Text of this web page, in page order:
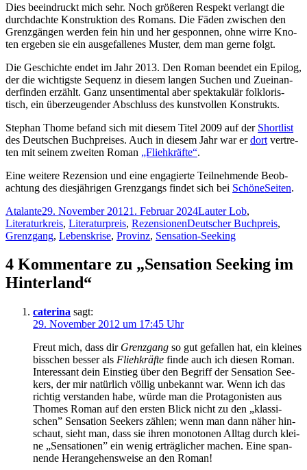
Dies be­ein­druckt mich sehr. Noch grö­ße­ren Re­spekt ver­langt die
durch­dach­te Kon­struk­ti­on des Ro­mans. Die Fä­den zwi­schen den
Grenz­gän­gen wer­den fein hin und her ge­spon­nen, oh­ne wir­re Kno­
ten er­ge­ben sie ein aus­ge­fal­le­nes Mus­ter, dem man ger­ne folgt.
Die Ge­schich­te en­det im Jahr 2013. Den Ro­man be­en­det ein Epi­log,
der die wich­tigs­te Se­quenz in die­sem lan­gen Su­chen und Zu­ein­an­
der­fin­den er­zählt. Ganz un­sen­ti­men­tal aber spek­ta­ku­lär folk­lo­ris­
tisch, ein über­zeu­gen­der Ab­schluss des kunst­vol­len Konstrukts.
Ste­phan Thome be­fand sich mit die­sem Ti­tel 2009 auf der Short­list
des Deut­schen Buch­prei­ses. Auch in die­sem Jahr war erdort ver­tre­
ten mit sei­nem zwei­ten Ro­man „Flieh­kräf­te“.
Ei­ne wei­te­re Re­zen­si­on und ei­ne en­ga­gier­te Teil­neh­men­de Be­ob­
ach­tung des dies­jäh­ri­gen Grenz­gangs fin­det sich bei Schö­ne­Sei­ten.
Autor
AtalanteVeröffentlicht
am
29. November 20121. Februar 2024Kategorien
Lauter Lob,
Literaturkreis, Literaturpreis, RezensionenSchlagwörter
Deutscher Buchpreis,
Grenzgang, Lebenskrise, Provinz, Sensation-Seeking
4 Kommentare zu „Sensation Seeking im
Hinterland“
caterina sagt:
29. November 2012 um 17:45 Uhr
Freut mich, dass dir Grenz­gang so gut ge­fal­len hat, ein klei­nes
biss­chen bes­ser als Flieh­kräf­te fin­de auch ich die­sen Ro­man.
In­ter­es­sant dein Ein­stieg über den Be­griff der Sen­sa­ti­on See­
kers, der mir na­tür­lich völ­lig un­be­kannt war. Wenn ich das
rich­tig ver­stan­den ha­be, wür­de man die Prot­ago­nis­ten aus
Tho­mes Ro­man auf den ers­ten Blick nicht zu den „klas­si­
schen” Sen­sa­ti­on See­kers zäh­len; wenn man dann nä­her hin­
schaut, sieht man, dass sie ih­ren mo­no­to­nen All­tag durch klei­
ne „Sen­sa­tio­nen” ein we­nig er­träg­li­cher ma­chen. Ei­ne span­
nen­de Her­an­ge­hens­wei­se an den Roman!